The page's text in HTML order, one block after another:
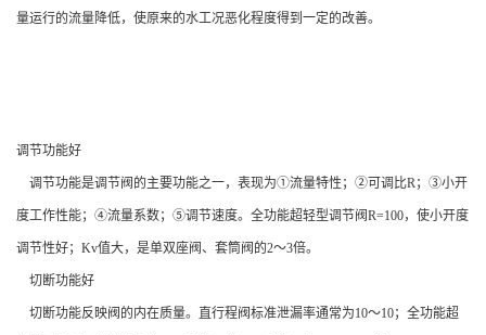
量运行的流量降低，使原来的水工况恶化程度得到一定的改善。
调节功能好
调节功能是调节阀的主要功能之一，表现为①流量特性；②可调比R；③小开
度工作性能；④流量系数；⑤调节速度。全功能超轻型调节阀R=100，使小开度
调节性好；Kv值大，是单双座阀、套筒阀的2～3倍。
切断功能好
切断功能反映阀的内在质量。直行程阀标准泄漏率通常为10～10；全功能超